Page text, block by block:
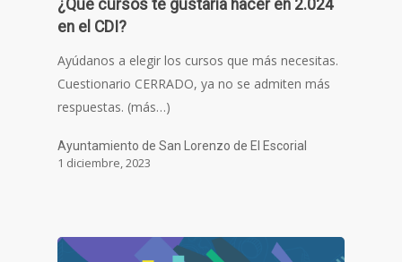
¿Qué cursos te gustaría hacer en 2.024
en el CDI?
Ayúdanos a elegir los cursos que más necesitas.
Cuestionario CERRADO, ya no se admiten más
respuestas. (más…)
Ayuntamiento de San Lorenzo de El Escorial
1 diciembre, 2023